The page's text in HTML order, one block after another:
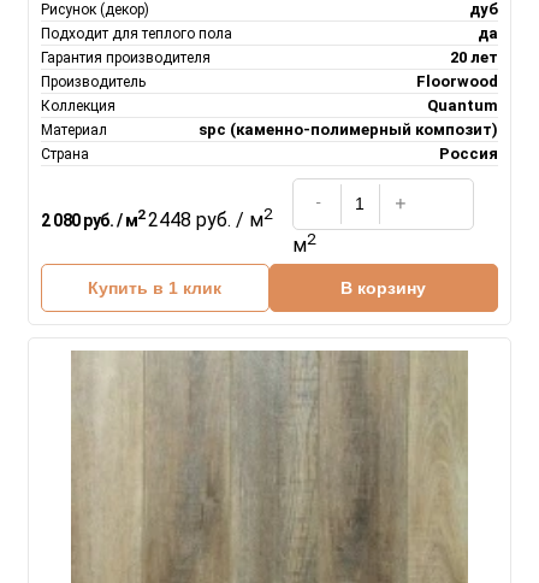
Рисунок (декор) дуб
Подходит для теплого пола да
Гарантия производителя 20 лет
Производитель Floorwood
Коллекция Quantum
Материал spc (каменно-полимерный композит)
Страна Россия
2 080 руб. / м22448 руб. / м2
м2
Купить в 1 клик В корзину